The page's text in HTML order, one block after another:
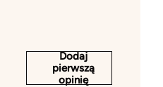
Dodaj
pierwszą
opinię